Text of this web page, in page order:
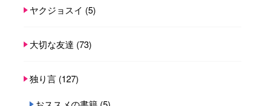
ヤクジョスイ (5)
大切な友達 (73)
独り言 (127)